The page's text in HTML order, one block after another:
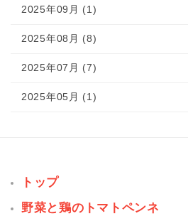
2025年09月 (1)
2025年08月 (8)
2025年07月 (7)
2025年05月 (1)
トップ
野菜と鶏のトマトペンネ